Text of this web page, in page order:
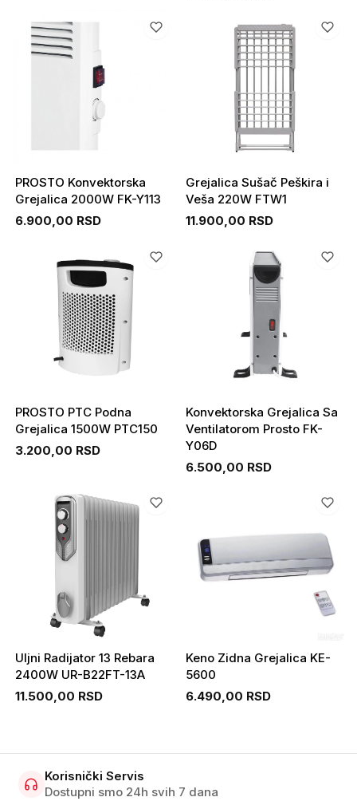
PROSTO Konvektorska
Grejalica 2000W FK-Y113
6.900,00 RSD
Grejalica Sušač Peškira i
Veša 220W FTW1
11.900,00 RSD
PROSTO PTC Podna
Grejalica 1500W PTC150
3.200,00 RSD
Konvektorska Grejalica Sa
Ventilatorom Prosto FK-
Y06D
6.500,00 RSD
Uljni Radijator 13 Rebara
2400W UR-B22FT-13A
11.500,00 RSD
Keno Zidna Grejalica KE-
5600
6.490,00 RSD
Korisnički Servis
Dostupni smo 24h svih 7 dana